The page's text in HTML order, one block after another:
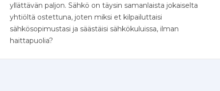
yllättävän paljon. Sähkö on täysin samanlaista jokaiselta
yhtiöltä ostettuna, joten miksi et kilpailuttaisi
sähkösopimustasi ja säästäisi sähkökuluissa, ilman
haittapuolia?